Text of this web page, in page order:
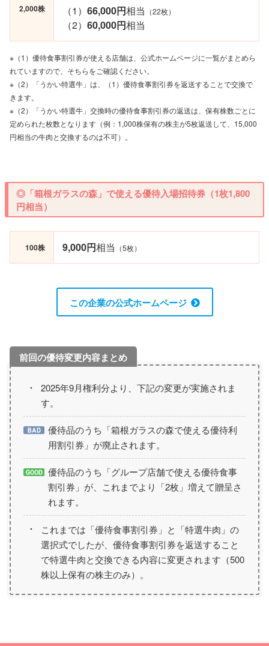
2,000株 （1）66,000円相当 （22枚）
（2）60,000円相当
※（1）優待食事割引券が使える店舗は、公式ホームページに一覧がまとめら
れていますので、そちらをご確認ください。
※（2）「うかい特選牛」は、（1）優待食事割引券を返送することで交換で
きます。
※（2）「うかい特選牛」交換時の優待食事割引券の返送は、保有株数ごとに
定められた枚数となります（例：1,000株保有の株主が5枚返送して、15,000
円相当の牛肉と交換するのは不可）。
◎「箱根ガラスの森」で使える優待入場招待券（1枚1,800
円相当）
100株 9,000円相当 （5枚）
この企業の公式ホームページ
2025年9月権利分より、下記の変更が実施されま
す。
優待品のうち「箱根ガラスの森で使える優待利
用割引券」が廃止されます。
優待品のうち「グループ店舗で使える優待食事
割引券」が、これまでより「2枚」増えて贈呈さ
れます。
これまでは「優待食事割引券」と「特選牛肉」の
選択式でしたが、優待食事割引券を返送すること
で特選牛肉と交換できる内容に変更されます（500
株以上保有の株主のみ）。